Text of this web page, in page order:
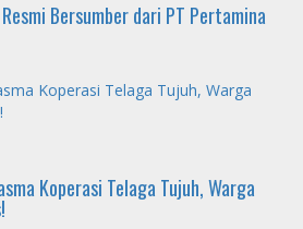
Bersumber dari PT Pertamina
Koperasi Telaga Tujuh, Warga
Koperasi Telaga Tujuh, Warga